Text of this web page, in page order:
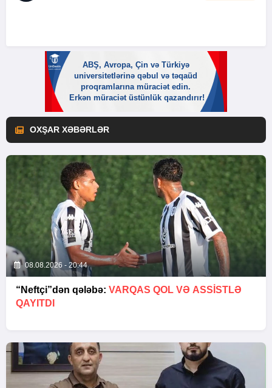
OXŞAR XƏBƏRLƏR
08.08.2026 - 20:44
“Neftçi”dən qələbə: VARQAS QOL VƏ ASSİSTLƏ
QAYITDI